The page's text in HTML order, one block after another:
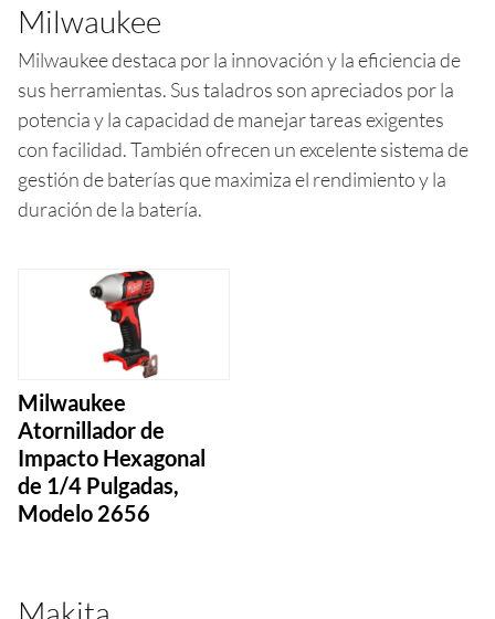
Milwaukee
Milwaukee destaca por la innovación y la eficiencia de
sus herramientas. Sus taladros son apreciados por la
potencia y la capacidad de manejar tareas exigentes
con facilidad. También ofrecen un excelente sistema de
gestión de baterías que maximiza el rendimiento y la
duración de la batería.
Milwaukee
Atornillador de
Impacto Hexagonal
de 1/4 Pulgadas,
Modelo 2656